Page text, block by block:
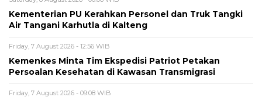
Kementerian PU Kerahkan Personel dan Truk Tangki
Air Tangani Karhutla di Kalteng
Friday, 7 August 2026 - 12:56 WIB
Kemenkes Minta Tim Ekspedisi Patriot Petakan
Persoalan Kesehatan di Kawasan Transmigrasi
Friday, 7 August 2026 - 09:08 WIB